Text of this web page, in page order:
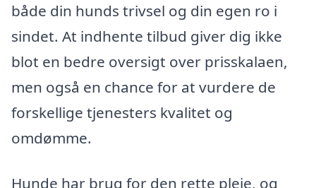
både din hunds trivsel og din egen ro i
sindet. At indhente tilbud giver dig ikke
blot en bedre oversigt over prisskalaen,
men også en chance for at vurdere de
forskellige tjenesters kvalitet og
omdømme.
Hunde har brug for den rette pleje, og